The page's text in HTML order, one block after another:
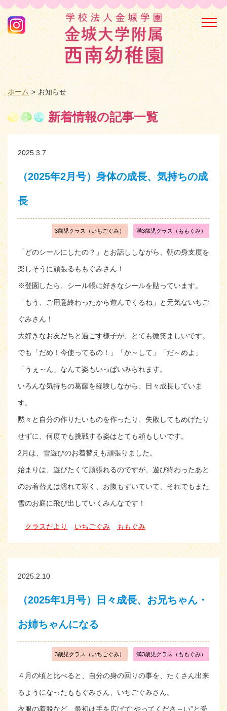
ホーム お知らせ
新着情報の記事一覧
2025.3.7
（2025年2月号）身体の成長、気持ちの成
長
満3歳児クラス（ももぐみ）
3歳児クラス（いちごぐみ）
「どのシールにしたの？」とお話ししながら、朝の身支度を
楽しそうに頑張るももぐみさん！
※登園したら、シール帳に好きなシールを貼っています。
「もう、ご用意終わったから遊んでくるね」と元気ないちご
ぐみさん！
大好きなお友だちと過ごす様子が、とても微笑ましいです。
でも「だめ！今使ってるの！」「か～して」「だ～めよ」
「うぇ～ん」なんて姿もいっぱいみられます。
いろんな気持ちの葛藤を経験しながら、日々成長していま
す。
黙々と自分の作りたいものを作ったり、失敗してもめげたり
せずに、何度でも挑戦する姿はとても頼もしいです。
2月は、雪遊びのお着替えも頑張りました。
始まりは、遊びたくて頑張れるのですが、遊び終わったあと
のお着替えは濡れて寒く、お腹もすいていて、それでもまた
雪のお庭に飛び出していくみんなです！
クラスだより いちごぐみ ももぐみ
2025.2.10
（2025年1月号）日々成長、お兄ちゃん・
お姉ちゃんになる
満3歳児クラス（ももぐみ）
3歳児クラス（いちごぐみ）
４月の頃と比べると、自分の身の回りの事を、たくさん出来
るようになったももぐみさん、いちごぐみさん。
衣服の着脱など、最初は手を広げて“やってくださ～い”と受